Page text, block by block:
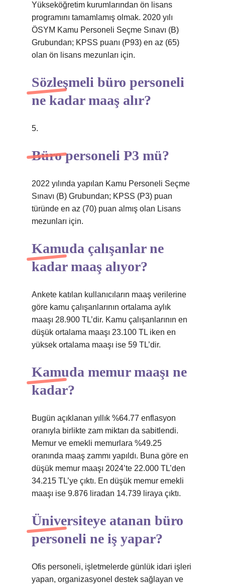
Yükseköğretim kurumlarından ön lisans
programını tamamlamış olmak. 2020 yılı
ÖSYM Kamu Personeli Seçme Sınavı (B)
Grubundan; KPSS puanı (P93) en az (65)
olan ön lisans mezunları için.
Sözleşmeli büro personeli
ne kadar maaş alır?
5.
Büro personeli P3 mü?
2022 yılında yapılan Kamu Personeli Seçme
Sınavı (B) Grubundan; KPSS (P3) puan
türünde en az (70) puan almış olan Lisans
mezunları için.
Kamuda çalışanlar ne
kadar maaş alıyor?
Ankete katılan kullanıcıların maaş verilerine
göre kamu çalışanlarının ortalama aylık
maaşı 28.900 TL’dir. Kamu çalışanlarının en
düşük ortalama maaşı 23.100 TL iken en
yüksek ortalama maaşı ise 59 TL’dir.
Kamuda memur maaşı ne
kadar?
Bugün açıklanan yıllık %64.77 enflasyon
oranıyla birlikte zam miktarı da sabitlendi.
Memur ve emekli memurlara %49.25
oranında maaş zammı yapıldı. Buna göre en
düşük memur maaşı 2024’te 22.000 TL’den
34.215 TL’ye çıktı. En düşük memur emekli
maaşı ise 9.876 liradan 14.739 liraya çıktı.
Üniversiteye atanan büro
personeli ne iş yapar?
Ofis personeli, işletmelerde günlük idari işleri
yapan, organizasyonel destek sağlayan ve